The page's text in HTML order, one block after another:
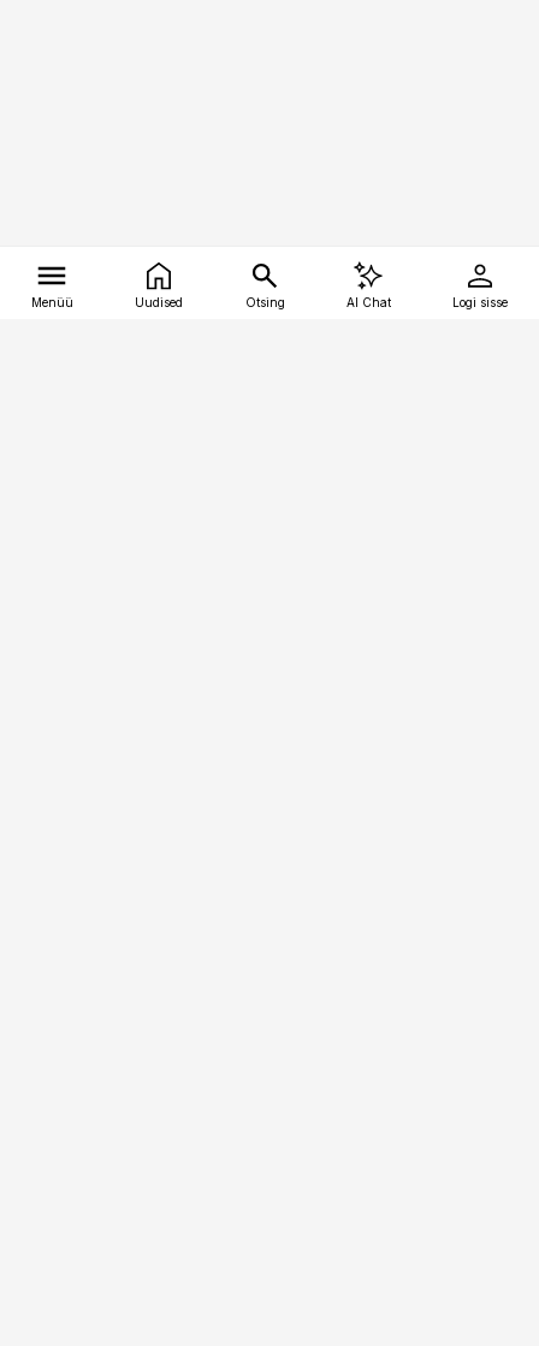
Menüü Uudised Otsing AI Chat Logi sisse